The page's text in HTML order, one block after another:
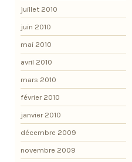
juillet 2010
juin 2010
mai 2010
avril 2010
mars 2010
février 2010
janvier 2010
décembre 2009
novembre 2009